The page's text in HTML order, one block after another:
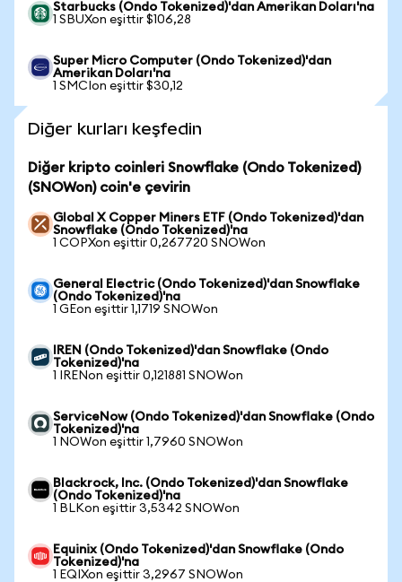
Starbucks (Ondo Tokenized)'dan Amerikan Doları'na
1 SBUXon eşittir $106,28
Super Micro Computer (Ondo Tokenized)'dan
Amerikan Doları'na
1 SMCIon eşittir $30,12
Diğer kurları keşfedin
Diğer kripto coinleri Snowflake (Ondo Tokenized)
(SNOWon) coin'e çevirin
Global X Copper Miners ETF (Ondo Tokenized)'dan
Snowflake (Ondo Tokenized)'na
1 COPXon eşittir 0,267720 SNOWon
General Electric (Ondo Tokenized)'dan Snowflake
(Ondo Tokenized)'na
1 GEon eşittir 1,1719 SNOWon
IREN (Ondo Tokenized)'dan Snowflake (Ondo
Tokenized)'na
1 IRENon eşittir 0,121881 SNOWon
ServiceNow (Ondo Tokenized)'dan Snowflake (Ondo
Tokenized)'na
1 NOWon eşittir 1,7960 SNOWon
Blackrock, Inc. (Ondo Tokenized)'dan Snowflake
(Ondo Tokenized)'na
1 BLKon eşittir 3,5342 SNOWon
Equinix (Ondo Tokenized)'dan Snowflake (Ondo
Tokenized)'na
1 EQIXon eşittir 3,2967 SNOWon